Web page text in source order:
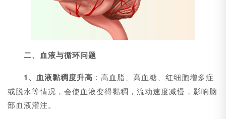
二、血液与循环问题
1、血液黏稠度升高 ：高血脂、高血糖、红细胞增多症
或脱水等情况，会使血液变得黏稠，流动速度减慢，影响脑
部血液灌注。